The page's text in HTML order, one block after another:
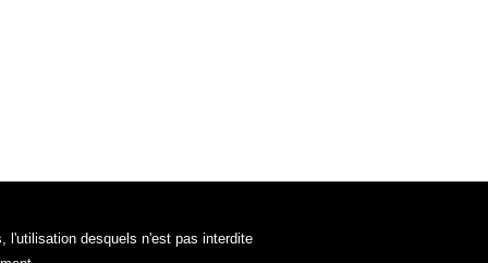
l'utilisation desquels n'est pas interdite